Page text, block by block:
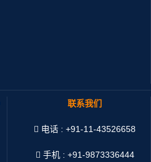
联系我们
电话 : +91-11-43526658
手机 : +91-9873336444